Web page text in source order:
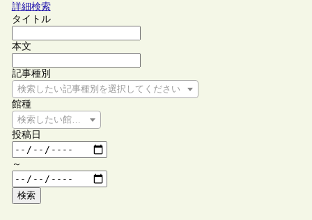
詳細検索
タイトル
本文
記事種別
検索したい記事種別を選択してください
館種
検索したい館種を選択してください
投稿日
～
検索